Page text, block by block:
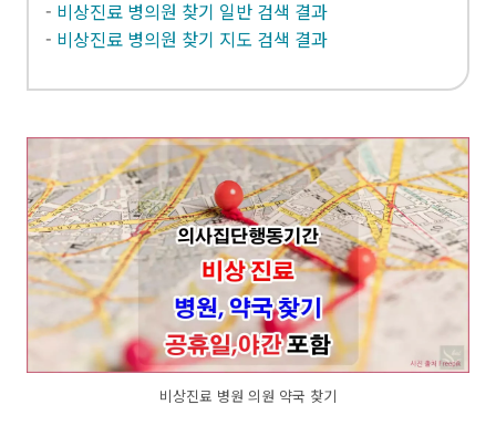
- 비상진료 병의원 찾기 일반 검색 결과
- 비상진료 병의원 찾기 지도 검색 결과
비상진료 병원 의원 약국 찾기